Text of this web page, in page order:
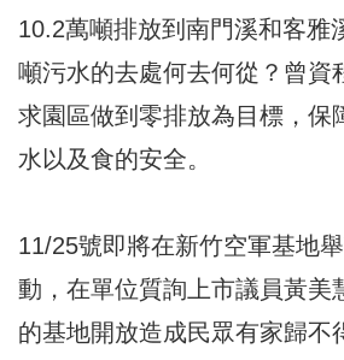
10.2萬噸排放到南門溪和客雅
噸污水的去處何去何從？曾資
求園區做到零排放為目標，保
水以及食的安全。
11/25號即將在新竹空軍基地
動，在單位質詢上市議員黃美
的基地開放造成民眾有家歸不